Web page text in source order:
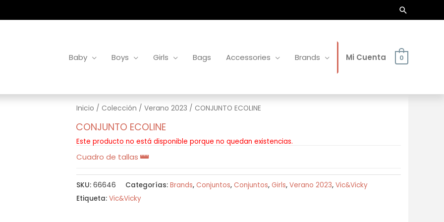
Buscar
Baby Boys Girls Bags Accessories Brands Mi Cuenta 0
Inicio / Colección / Verano 2023 / CONJUNTO ECOLINE
CONJUNTO ECOLINE
Este producto no está disponible porque no quedan existencias.
Cuadro de tallas
SKU: 66646 Categorías: Brands, Conjuntos, Conjuntos, Girls, Verano 2023, Vic&Vicky
Etiqueta: Vic&Vicky